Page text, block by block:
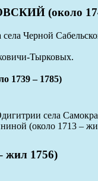
(около 1743
Черной
Тырковых.
– 1785)
села
(около 1713 –
1756)